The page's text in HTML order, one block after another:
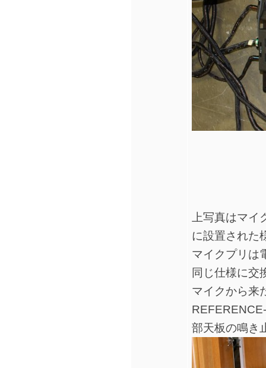
上写真はマ
に設置された
マイクプリは
同じ仕様に交
マイクから来
部天板の鳴き